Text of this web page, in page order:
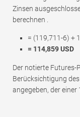
Zinsen
berechnen .
= (119,711-6) +
= 114,859 USD
Der notierte Futures-
Berücksichtigung
angegeben, der